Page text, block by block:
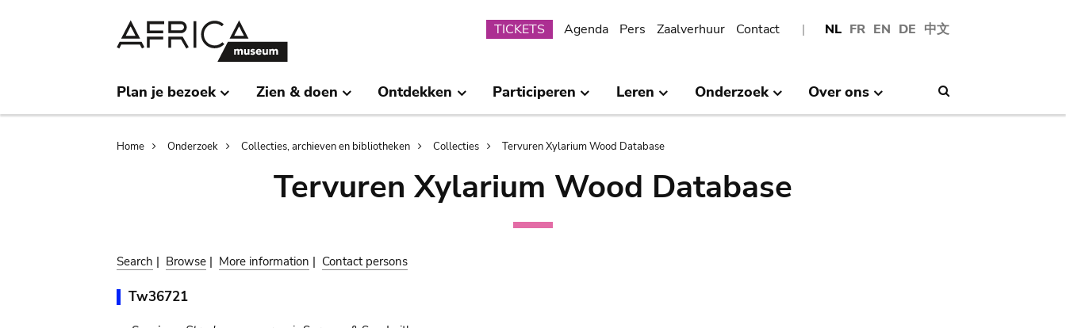
NL FR EN DE 中文
Submenu
TICKETS Agenda Pers Zaalverhuur Contact
Plan je bezoek Zien & doen Ontdekken Participeren Leren Onderzoek Over ons
Breadcrumb
Home Onderzoek Collecties, archieven en bibliotheken Collecties Tervuren Xylarium Wood Database
Tervuren Xylarium Wood Database
Search | Browse | More information | Contact persons
Tw36721